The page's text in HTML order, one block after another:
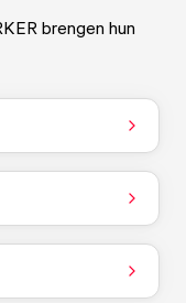
brengen hun